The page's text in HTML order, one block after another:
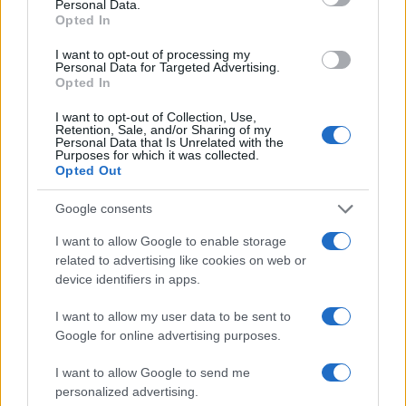
Personal Data.
Opted In
I want to opt-out of processing my
Personal Data for Targeted Advertising.
Opted In
I want to opt-out of Collection, Use,
Retention, Sale, and/or Sharing of my
Personal Data that Is Unrelated with the
Purposes for which it was collected.
Opted Out
Google consents
I want to allow Google to enable storage
related to advertising like cookies on web or
device identifiers in apps.
I want to allow my user data to be sent to
Google for online advertising purposes.
I want to allow Google to send me
personalized advertising.
Παρότι, όπως προαναφέρθηκε, τα ανοικτά
δεδομένα ενδιαφέρουν πρωτίστως τους
επαγγελματίες, η διεύρυνση όμως και
κινδύνου θα ενισχύσουν τελικά τον υγιή
ανταγωνισμό (καθώς όλοι θα έχουν άμεση και
ισότιμη πρόσβαση στην πληροφόρηση/
δεδομένα) και τη ρευστότητα της οικονομίας, με
τελικό ωφελούμενο τον επενδυτή και τον απλό
καταναλωτή.
διοργάνωση διαγωνισμού (Datathon) για τη
συλλογή και ανάπτυξη καινοτόμων ιδεών και
λύσεων μέσω της διασύνδεσης των Ανοικτών
Δεδομένων της Τράπεζας με άλλα ανοικτά